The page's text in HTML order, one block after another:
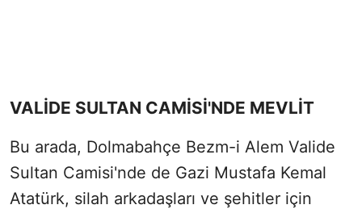
VALİDE SULTAN CAMİSİ'NDE MEVLİT
Bu arada, Dolmabahçe Bezm-i Alem Valide
Sultan Camisi'nde de Gazi Mustafa Kemal
Atatürk, silah arkadaşları ve şehitler için